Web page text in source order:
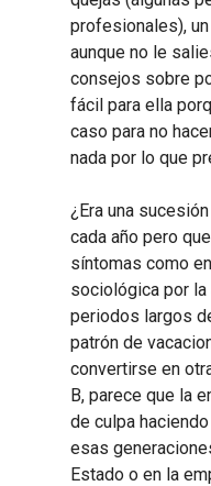
profesionales),
aunque no le
consejos sobre
fácil para ella
caso para no
nada por lo que
¿Era una
cada año pero
síntomas como
sociológica por
periodos largos
patrón de
convertirse en
B, parece que la
de culpa
esas
Estado o en la